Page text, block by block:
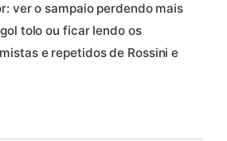
ver o sampaio perdendo mais
tolo ou ficar lendo os
e repetidos de Rossini e